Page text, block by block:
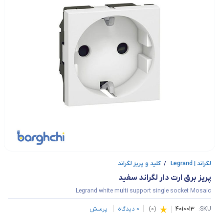
لگراند | Legrand / کلید و پریز لگراند
پریز برق ارت دار لگراند سفید
Legrand white multi support single socket Mosaic
SKU:
4010013
(
0
)
0 دیدگاه پرسش